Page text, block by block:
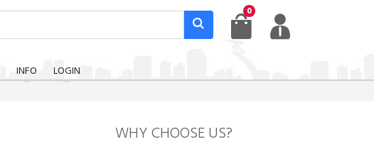
0
INFO
LOGIN
WHY CHOOSE US?